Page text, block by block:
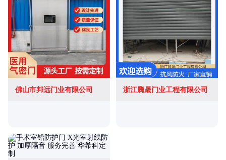
佛山市邦远门业有限公司 浙江腾晟门业工程有限公司